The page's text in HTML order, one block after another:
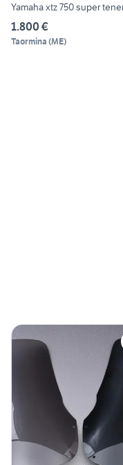
Yamaha xtz 750 super
1.800 €
Taormina (ME)